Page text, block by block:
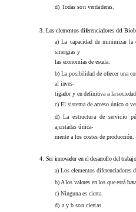
d) Todas son verdaderas.
3. Los elementos diferenciadores del
a) La capacidad de minimizar la
sinergias y
las economías de escala.
b) La posibilidad de ofrecer una
al inves-
tigador y en definitiva a la sociedad.
c) El sistema de acceso único o
d) La estructura de servicio
ajustadas única-
mente a los costes de producción.
4. Ser innovador en el desarrollo del
a) Los elementos diferenciadores
b) A los valores en los que está
c) Ninguna es cierta.
d) a y b son ciertas.